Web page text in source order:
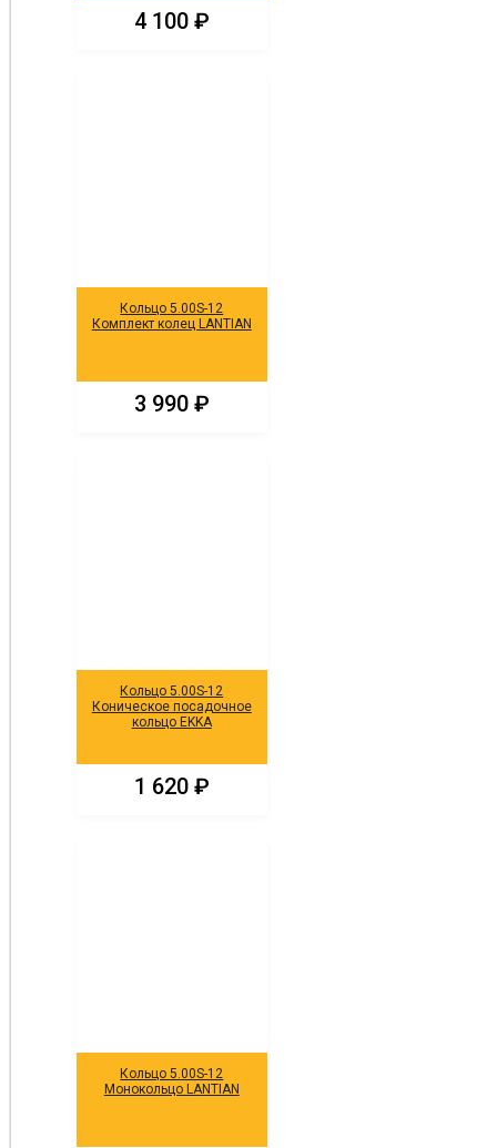
4 100 ₽
Кольцо 5.00S-12
Комплект колец LANTIAN
3 990 ₽
Кольцо 5.00S-12
Коническое посадочное
кольцо EKKA
1 620 ₽
Кольцо 5.00S-12
Монокольцо LANTIAN